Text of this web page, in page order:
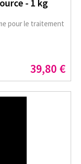
- 1 kg
pour le traitement
39,80 €